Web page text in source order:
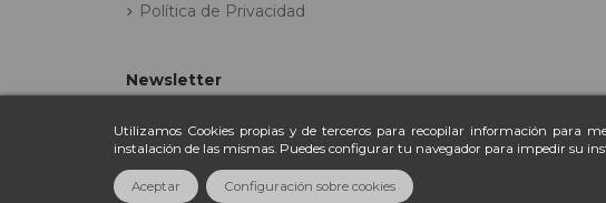
Utilizamos Cookies propias y de terceros para recopilar información para
instalación de las mismas. Puedes configurar tu navegador para impedir su
Aceptar Configuración sobre cookies
Política de Privacidad
Newsletter